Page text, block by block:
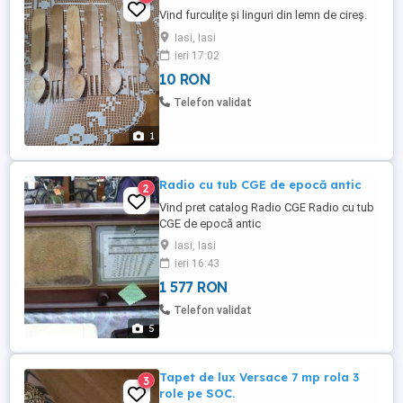
1
Vind furculițe și linguri din lemn de cireș.
Iasi, Iasi
ieri 17:02
10 RON
Telefon validat
5
2 Radio cu tub CGE de epocă antic
Vind pret catalog Radio CGE Radio cu tub
CGE de epocă antic
Iasi, Iasi
ieri 16:43
1 577 RON
Telefon validat
3
Tapet de lux Versace 7 mp rola 3
role pe SOC.